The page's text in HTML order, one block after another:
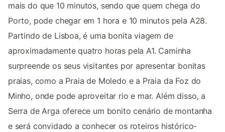
mais do que 10 minutos, sendo que quem chega do
Porto, pode chegar em 1 hora e 10 minutos pela A28.
Partindo de Lisboa, é uma bonita viagem de
aproximadamente quatro horas pela A1. Caminha
surpreende os seus visitantes por apresentar bonitas
praias, como a Praia de Moledo e a Praia da Foz do
Minho, onde pode aproveitar rio e mar. Além disso, a
Serra de Arga oferece um bonito cenário de montanha
e será convidado a conhecer os roteiros histórico-